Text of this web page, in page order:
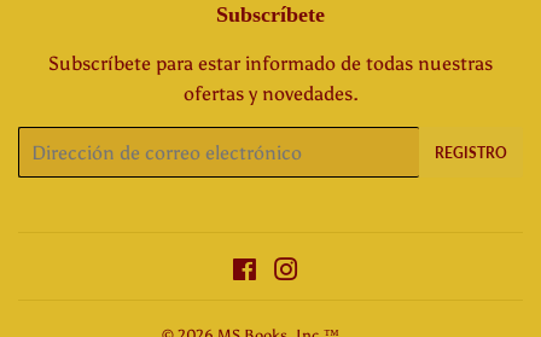
Subscríbete
Subscríbete para estar informado de todas nuestras
ofertas y novedades.
electrónico
REGISTRO
Facebook